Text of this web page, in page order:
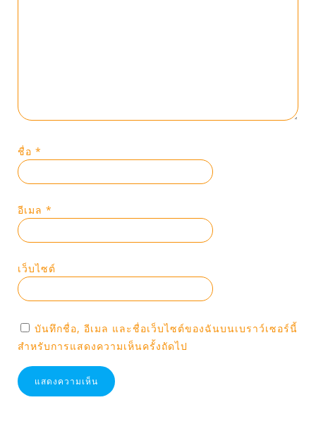
ชื่อ *
อีเมล *
เว็บไซต์
บันทึกชื่อ, อีเมล และชื่อเว็บไซต์ของฉันบนเบราว์เซอร์นี้
สำหรับการแสดงความเห็นครั้งถัดไป